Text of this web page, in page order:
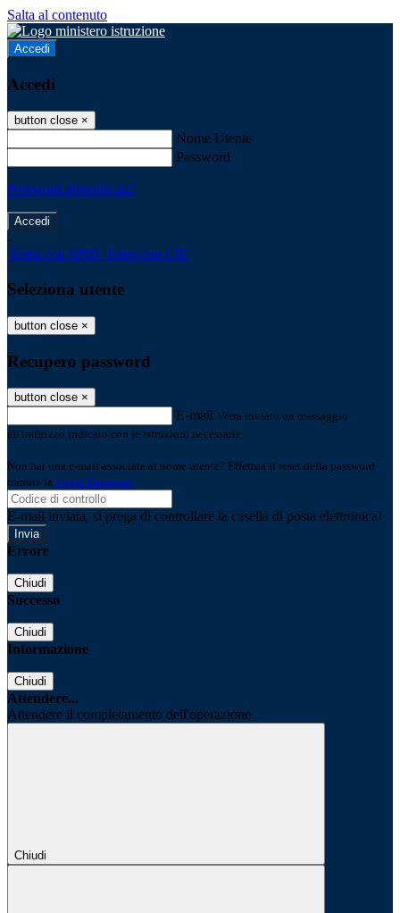
Salta al contenuto
Accedi
Accedi
button close ×
Nome Utente
Password
Password dimenticata?
-
Entra con SPID Entra con CIE
Seleziona utente
button close ×
Recupero password
button close ×
E-mail Verrà inviato un messaggio
all'indirizzo indicato con le istruzioni necessarie.
Non hai una e-mail associata al nome utente? Effettua il reset della password
tramite la Login Spaggiari
E-mail inviata, si prega di controllare la casella di posta elettronica!
Errore
Chiudi
Successo
Chiudi
Informazione
Chiudi
Attendere...
Attendere il completamento dell'operazione...
Chiudi